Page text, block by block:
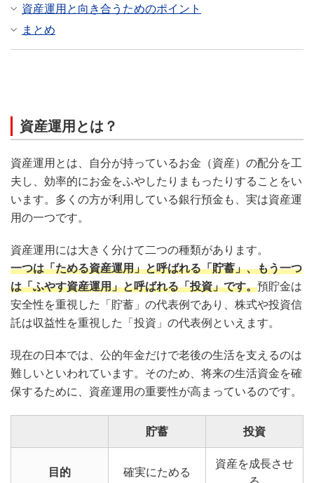
資産運用と向き合うためのポイント
まとめ
資産運用とは？
資産運用とは、自分が持っているお金（資産）の配分を工
夫し、効率的にお金をふやしたりまもったりすることをい
います。多くの方が利用している銀行預金も、実は資産運
用の一つです。
資産運用には大きく分けて二つの種類があります。
一つは「ためる資産運用」と呼ばれる「貯蓄」、もう一つ
は「ふやす資産運用」と呼ばれる「投資」です。預貯金は
安全性を重視した「貯蓄」の代表例であり、株式や投資信
託は収益性を重視した「投資」の代表例といえます。
現在の日本では、公的年金だけで老後の生活を支えるのは
難しいといわれています。そのため、将来の生活資金を確
保するために、資産運用の重要性が高まっているのです。
貯蓄 投資
目的 確実にためる
資産を成長させ